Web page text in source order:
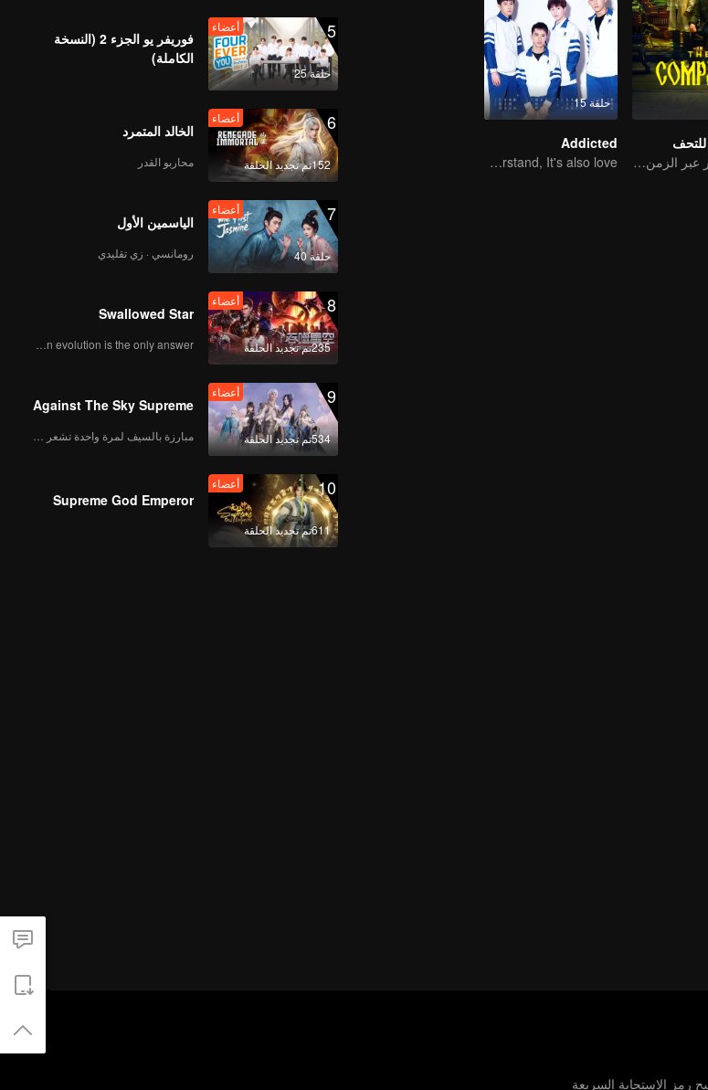
رحلة السفر عبر الزمن لقاو ويقوانغ وليانغ جينغكانغ
حلقة 15
Addicted
You don't understand, It's also love
5
حلقة 25
أعضاء
فوريفر يو الجزء 2 (النسخة
الكاملة)
6
152تم تجديد الحلقة
أعضاء
الخالد المتمرد
محاربو القدر
7
حلقة 40
أعضاء
الياسمين الأول
رومانسي · زي تقليدي
8
235تم تجديد الحلقة
أعضاء
Swallowed Star
Human evolution is the only answer.
9
534تم تجديد الحلقة
أعضاء
Against The Sky Supreme
10
611تم تجديد الحلقة
أعضاء
Supreme God Emperor
رمز الاستجابة السريعة